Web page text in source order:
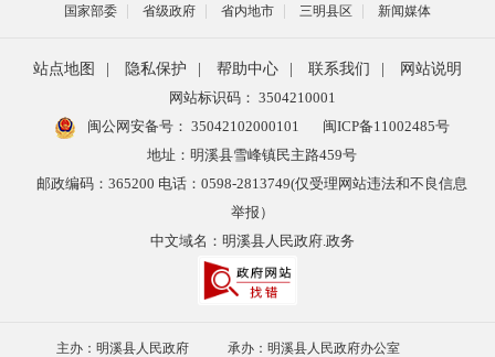
国家部委 省级政府 省内地市 三明县区 新闻媒体
站点地图 隐私保护 帮助中心 联系我们
网站说明
网站标识码： 3504210001
闽公网安备号： 35042102000101
闽ICP备11002485号
地址：明溪县雪峰镇民主路459号
邮政编码：365200 电话：0598-2813749(仅受理网站违法和不良信息
举报）
中文域名：明溪县人民政府.政务
主办：明溪县人民政府 承办：明溪县人民政府办公室